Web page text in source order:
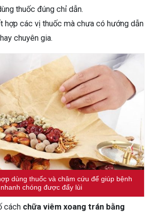
thuốc đúng chỉ dẫn.
hợp các vị thuốc mà chưa có hướng dẫn
chuyên gia.
dùng thuốc và châm cứu để giúp bệnh
nhanh chóng được đẩy lùi
cách chữa viêm xoang trán bằng